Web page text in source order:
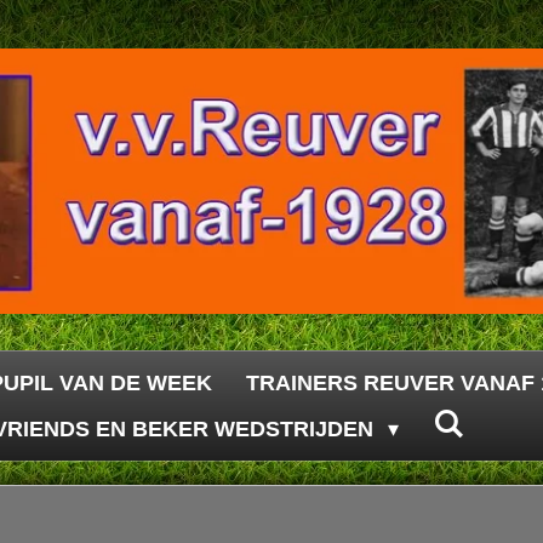
VAN DE WEEK
TRAINERS REUVER
EN BEKER WEDSTRIJDEN